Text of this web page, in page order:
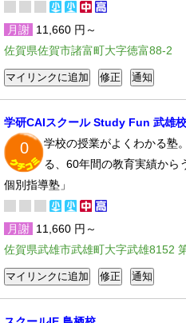
月謝 11,660 円～
佐賀県佐賀市諸富町大字徳富88-2
学研CAIスクール Study Fun 武雄校
0
学校の授業がよくわかる塾
る、60年間の教育実績から
個別指導塾」
月謝 11,660 円～
佐賀県武雄市武雄町大字武雄8152